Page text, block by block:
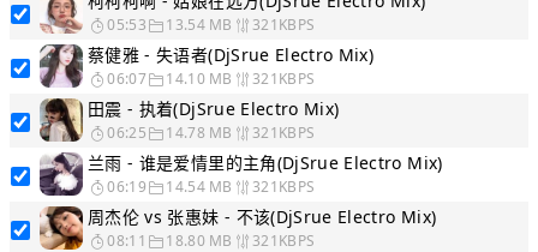
05:53 13.54 MB 321KBPS
蔡健雅 - 失语者(DjSrue Electro Mix)
06:07 14.10 MB 321KBPS
田震 - 执着(DjSrue Electro Mix)
06:25 14.78 MB 321KBPS
兰雨 - 谁是爱情里的主角(DjSrue Electro Mix)
06:19 14.54 MB 321KBPS
周杰伦 vs 张惠妹 - 不该(DjSrue Electro Mix)
08:11 18.80 MB 321KBPS